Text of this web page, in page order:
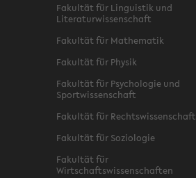
Fakultät für Linguistik und
Literaturwissenschaft
Fakultät für Mathematik
Fakultät für Physik
Fakultät für Psychologie und
Sportwissenschaft
Fakultät für Rechtswissenschaft
Fakultät für Soziologie
Fakultät für
Wirtschaftswissenschaften